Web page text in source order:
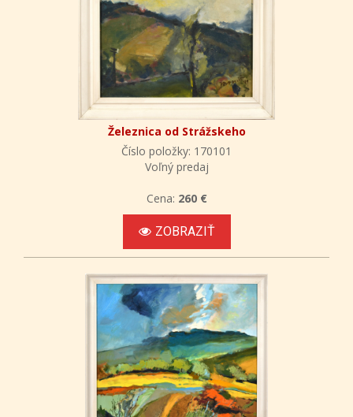
Železnica od Strážskeho
Číslo položky: 170101
Voľný predaj
Cena: 260 €
ZOBRAZIŤ